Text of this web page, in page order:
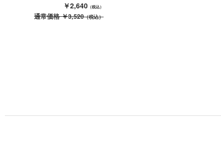
￥2,640 （税込）
通常価格￥3,520（税込）